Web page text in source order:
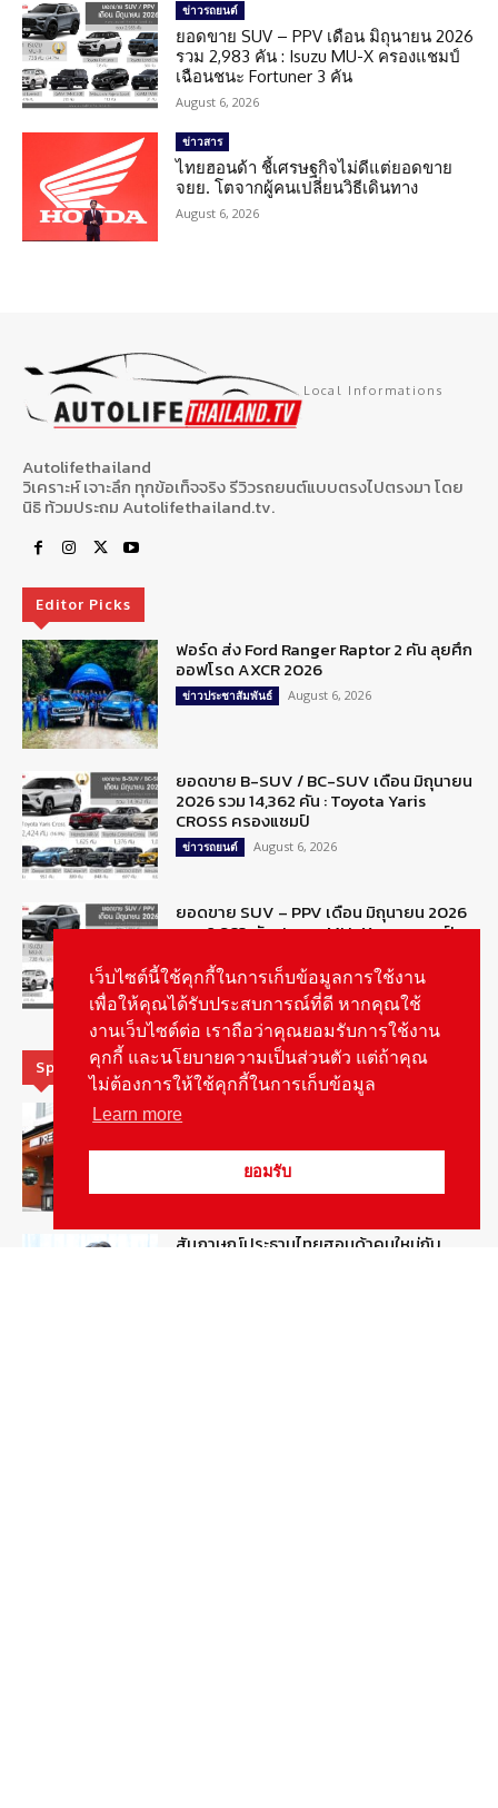
ข่าวรถยนต์
ยอดขาย SUV – PPV เดือน มิถุนายน 2026
รวม 2,983 คัน : Isuzu MU-X ครองแชมป์
เฉือนชนะ Fortuner 3 คัน
August 6, 2026
ข่าวสาร
ไทยฮอนด้า ชี้เศรษฐกิจไม่ดีแต่ยอดขาย
จยย. โตจากผู้คนเปลี่ยนวิธีเดินทาง
August 6, 2026
Local Informations
Autolifethailand
วิเคราะห์ เจาะลึก ทุกข้อเท็จจริง รีวิวรถยนต์แบบตรงไปตรงมา โดย
นิธิ ท้วมประถม Autolifethailand.tv.
Editor Picks
ฟอร์ด ส่ง Ford Ranger Raptor 2 คัน ลุยศึก
ออฟโรด AXCR 2026
ข่าวประชาสัมพันธ์ August 6, 2026
ยอดขาย B-SUV / BC-SUV เดือน มิถุนายน
2026 รวม 14,362 คัน : Toyota Yaris
CROSS ครองแชมป์
ข่าวรถยนต์ August 6, 2026
ยอดขาย SUV – PPV เดือน มิถุนายน 2026
รวม 2,983 คัน : Isuzu MU-X ครองแชมป์
ข่าวรถยนต์ August 6, 2026
Special Picks
รู้จัก “MG IM Privilege” สิทธิพิเศษสำหรับ
สัมภาษณ์ประธานไทยฮอนด้าคนใหม่กับ
เว็บไซต์นี้ใช้คุกกี้ในการเก็บข้อมูลการใช้งาน
เพื่อให้คุณได้รับประสบการณ์ที่ดี หากคุณใช้
งานเว็บไซต์ต่อ เราถือว่าคุณยอมรับการใช้งาน
คุกกี้ และนโยบายความเป็นส่วนตัว แต่ถ้าคุณ
ไม่ต้องการให้ใช้คุกกี้ในการเก็บข้อมูล
Learn more
ยอมรับ